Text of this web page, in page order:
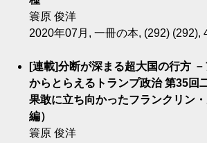
簑原 俊洋
2020年07月, 一冊の本, (292) (292),
[連載]分断が深まる超大国の行方
からとらえるトランプ政治 第35回
果敢に立ち向かったフランクリン
編）
簑原 俊洋